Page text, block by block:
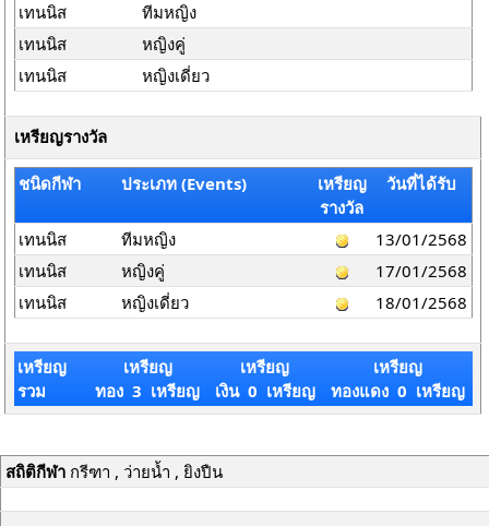
เทนนิส
ทีมหญิง
เทนนิส
หญิงคู่
เทนนิส
หญิงเดี่ยว
เหรียญรางวัล
ชนิดกีฬา ประเภท (Events)
เหรียญ
รางวัล
วันที่ได้รับ
เทนนิส ทีมหญิง
13/01/2568
เทนนิส
หญิงคู่
17/01/2568
เทนนิส
หญิงเดี่ยว 18/01/2568
เหรียญ
รวม
เหรียญ
ทอง 3 เหรียญ
เหรียญ
เงิน 0 เหรียญ
เหรียญ
ทองแดง 0 เหรียญ
สถิติกีฬากรีฑา , ว่ายน้ำ , ยิงปืน